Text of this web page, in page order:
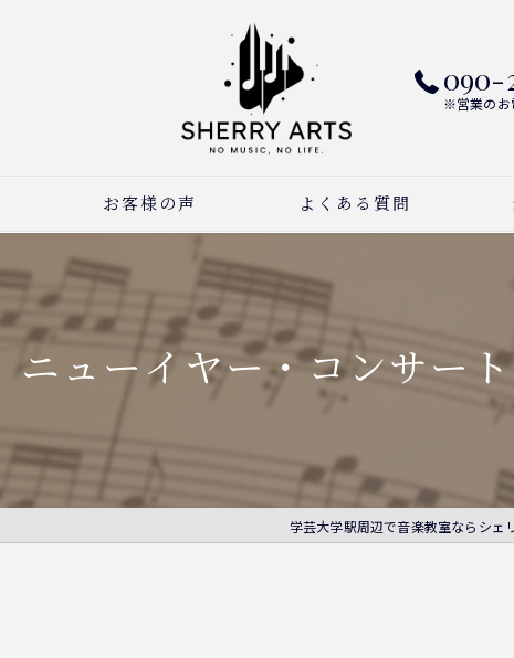
090-
※営業のお
お客様の声 よくある質問
ボ
作曲
ニューイヤー・コンサート
学芸大学駅周辺で音楽教室ならシェ